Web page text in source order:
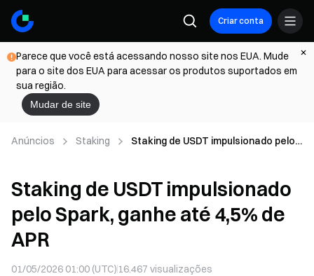
Criar conta
Parece que você está acessando nosso site nos EUA. Mude
para o site dos EUA para acessar os produtos suportados em
sua região.
Mudar de site
Anúncios Staking
Staking de USDT impulsionado pelo
Staking de USDT impulsionado
pelo Spark, ganhe até 4,5% de
APR
01/05/2026 01:00 (UTC) 16.467 visualizações